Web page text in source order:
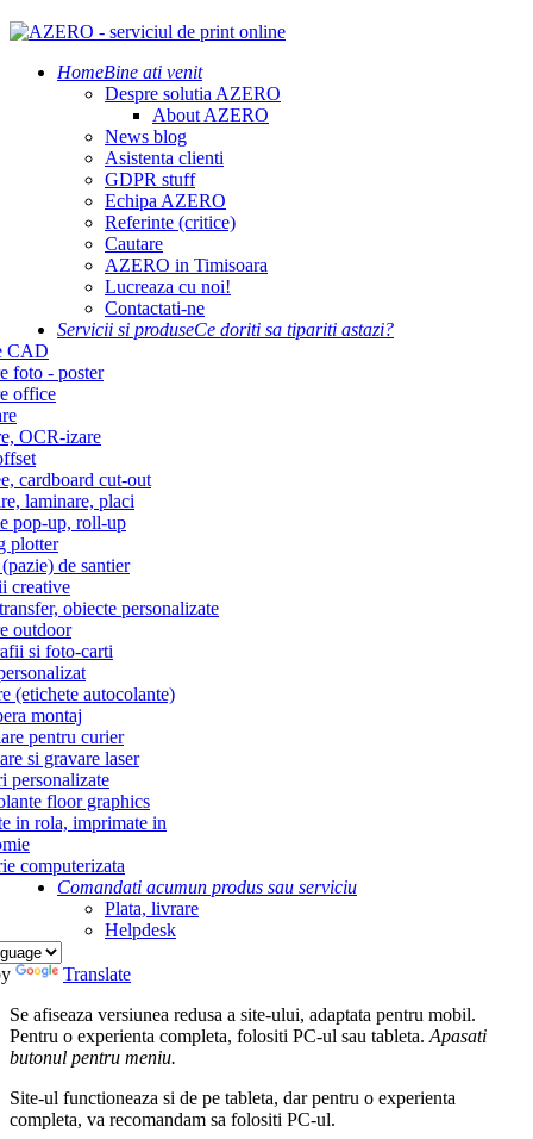
HomeBine ati venit
Despre solutia AZERO
About AZERO
News blog
Asistenta clienti
GDPR stuff
Echipa AZERO
Referinte (critice)
Cautare
AZERO in Timisoara
Lucreaza cu noi!
Contactati-ne
Servicii si produseCe doriti sa tipariti astazi?
CAD
foto - poster
office
OCR-izare
cardboard cut-out
laminare, placi
pop-up, roll-up
plotter
de santier
creative
obiecte personalizate
outdoor
si foto-carti
(etichete autocolante)
montaj
pentru curier
si gravare laser
personalizate
floor graphics
in rola, imprimate in
computerizata
Comandati acumun produs sau serviciu
Plata, livrare
Helpdesk
Translate
Se afiseaza versiunea redusa a site-ului, adaptata pentru mobil.
Pentru o experienta completa, folositi PC-ul sau tableta. Apasati
butonul pentru meniu.
Site-ul functioneaza si de pe tableta, dar pentru o experienta
completa, va recomandam sa folositi PC-ul.